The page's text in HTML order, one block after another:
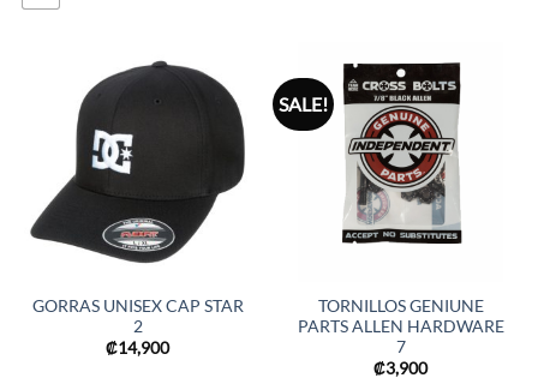
GORRAS UNISEX CAP STAR
2
₡14,900
SALE!
TORNILLOS GENIUNE
PARTS ALLEN HARDWARE
7
₡3,900